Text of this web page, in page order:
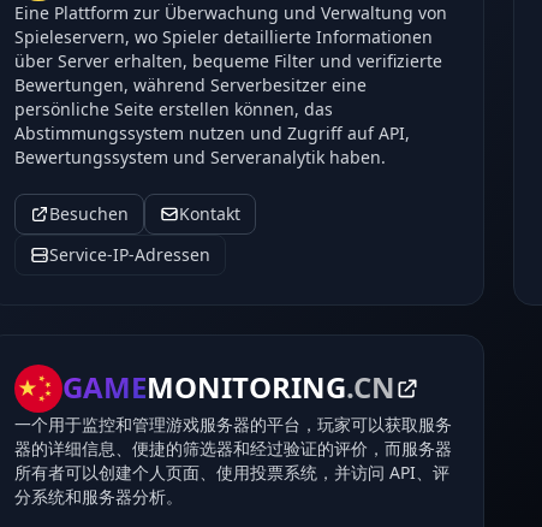
Eine Plattform zur Überwachung und Verwaltung von
Spieleservern, wo Spieler detaillierte Informationen
über Server erhalten, bequeme Filter und verifizierte
Bewertungen, während Serverbesitzer eine
persönliche Seite erstellen können, das
Abstimmungssystem nutzen und Zugriff auf API,
Bewertungssystem und Serveranalytik haben.
Besuchen
Kontakt
Service-IP-Adressen
GAMEMONITORING.CN
一个用于监控和管理游戏服务器的平台，玩家可以获取服务
器的详细信息、便捷的筛选器和经过验证的评价，而服务器
所有者可以创建个人页面、使用投票系统，并访问 API、评
分系统和服务器分析。